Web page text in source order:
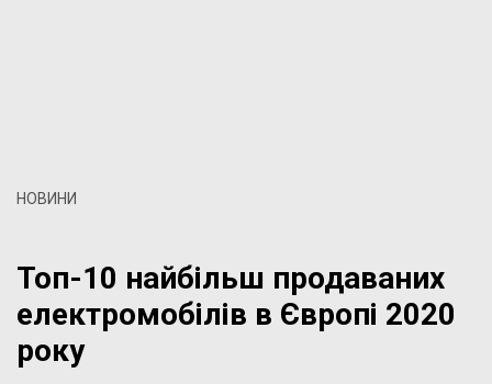
НОВИНИ
Топ-10 найбільш продаваних
електромобілів в Європі 2020
року